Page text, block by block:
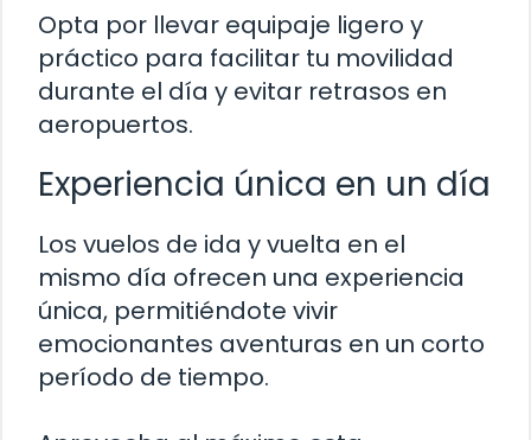
Opta por llevar equipaje ligero y
práctico para facilitar tu movilidad
durante el día y evitar retrasos en
aeropuertos.
Experiencia única en un día
Los vuelos de ida y vuelta en el
mismo día ofrecen una experiencia
única, permitiéndote vivir
emocionantes aventuras en un corto
período de tiempo.